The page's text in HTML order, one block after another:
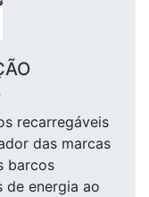
recarregáveis
das marcas
barcos
de energia ao